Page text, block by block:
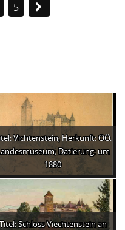
5
Vichtenstein; Herkunft: OÖ.
Datierung: um
1880
Schloss Viechtenstein an